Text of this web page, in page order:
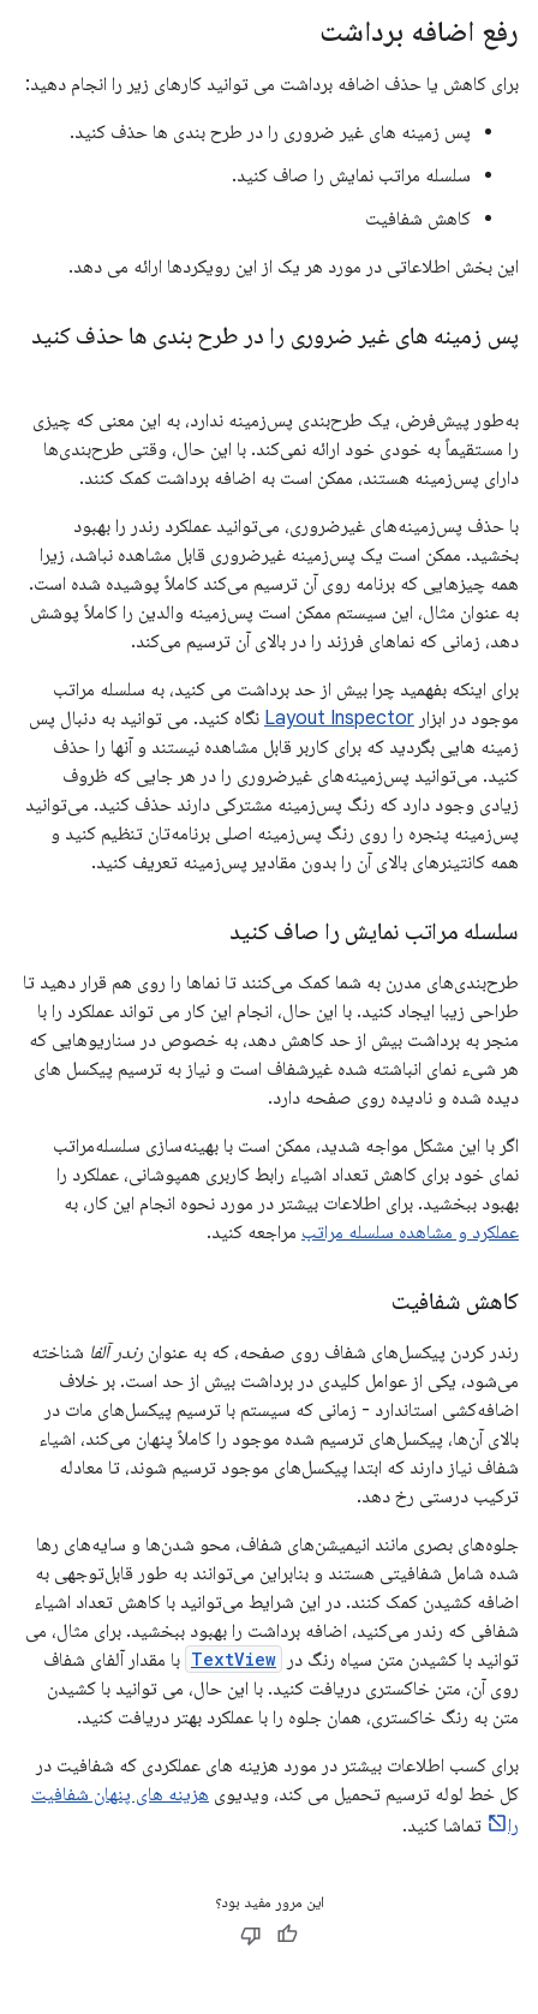
رفع اضافه برداشت
برای کاهش یا حذف اضافه برداشت می توانید کارهای زیر را انجام دهید:
پس زمینه های غیر ضروری را در طرح بندی ها حذف کنید.
سلسله مراتب نمایش را صاف کنید.
کاهش شفافیت
این بخش اطلاعاتی در مورد هر یک از این رویکردها ارائه می دهد.
پس زمینه های غیر ضروری را در طرح بندی ها حذف کنید
به‌طور پیش‌فرض، یک طرح‌بندی پس‌زمینه ندارد، به این معنی که چیزی
را مستقیماً به خودی خود ارائه نمی‌کند. با این حال، وقتی طرح‌بندی‌ها
دارای پس‌زمینه هستند، ممکن است به اضافه برداشت کمک کنند.
با حذف پس‌زمینه‌های غیرضروری، می‌توانید عملکرد رندر را بهبود
بخشید. ممکن است یک پس‌زمینه غیرضروری قابل مشاهده نباشد، زیرا
همه چیزهایی که برنامه روی آن ترسیم می‌کند کاملاً پوشیده شده است.
به عنوان مثال، این سیستم ممکن است پس‌زمینه والدین را کاملاً پوشش
دهد، زمانی که نماهای فرزند را در بالای آن ترسیم می‌کند.
برای اینکه بفهمید چرا بیش از حد برداشت می کنید، به سلسله مراتب
موجود در ابزار Layout Inspector نگاه کنید. می توانید به دنبال پس
زمینه هایی بگردید که برای کاربر قابل مشاهده نیستند و آنها را حذف
کنید. می‌توانید پس‌زمینه‌های غیرضروری را در هر جایی که ظروف
زیادی وجود دارد که رنگ پس‌زمینه مشترکی دارند حذف کنید. می‌توانید
پس‌زمینه پنجره را روی رنگ پس‌زمینه اصلی برنامه‌تان تنظیم کنید و
همه کانتینرهای بالای آن را بدون مقادیر پس‌زمینه تعریف کنید.
سلسله مراتب نمایش را صاف کنید
طرح‌بندی‌های مدرن به شما کمک می‌کنند تا نماها را روی هم قرار دهید تا
طراحی زیبا ایجاد کنید. با این حال، انجام این کار می تواند عملکرد را با
منجر به برداشت بیش از حد کاهش دهد، به خصوص در سناریوهایی که
هر شیء نمای انباشته شده غیرشفاف است و نیاز به ترسیم پیکسل های
دیده شده و نادیده روی صفحه دارد.
اگر با این مشکل مواجه شدید، ممکن است با بهینه‌سازی سلسله‌مراتب
نمای خود برای کاهش تعداد اشیاء رابط کاربری همپوشانی، عملکرد را
بهبود ببخشید. برای اطلاعات بیشتر در مورد نحوه انجام این کار، به
عملکرد و مشاهده سلسله مراتب مراجعه کنید.
کاهش شفافیت
رندر کردن پیکسل‌های شفاف روی صفحه، که به عنوان رندر آلفا شناخته
می‌شود، یکی از عوامل کلیدی در برداشت بیش از حد است. بر خلاف
اضافه‌کشی استاندارد - زمانی که سیستم با ترسیم پیکسل‌های مات در
بالای آن‌ها، پیکسل‌های ترسیم شده موجود را کاملاً پنهان می‌کند، اشیاء
شفاف نیاز دارند که ابتدا پیکسل‌های موجود ترسیم شوند، تا معادله
ترکیب درستی رخ دهد.
جلوه‌های بصری مانند انیمیشن‌های شفاف، محو شدن‌ها و سایه‌های رها
شده شامل شفافیتی هستند و بنابراین می‌توانند به طور قابل‌توجهی به
اضافه کشیدن کمک کنند. در این شرایط می‌توانید با کاهش تعداد اشیاء
شفافی که رندر می‌کنید، اضافه برداشت را بهبود ببخشید. برای مثال، می
توانید با کشیدن متن سیاه رنگ در
TextView با مقدار آلفای شفاف
روی آن، متن خاکستری دریافت کنید. با این حال، می توانید با کشیدن
متن به رنگ خاکستری، همان جلوه را با عملکرد بهتر دریافت کنید.
برای کسب اطلاعات بیشتر در مورد هزینه های عملکردی که شفافیت در
کل خط لوله ترسیم تحمیل می کند، ویدیوی هزینه های پنهان شفافیت
را
تماشا کنید.
این مرور مفید بود؟